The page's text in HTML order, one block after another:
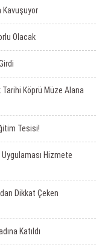
Kavuşuyor
Olacak
Tarihi Köprü Müze Alana
Tesisi!
Uygulaması Hizmete
Dikkat Çeken
Katıldı